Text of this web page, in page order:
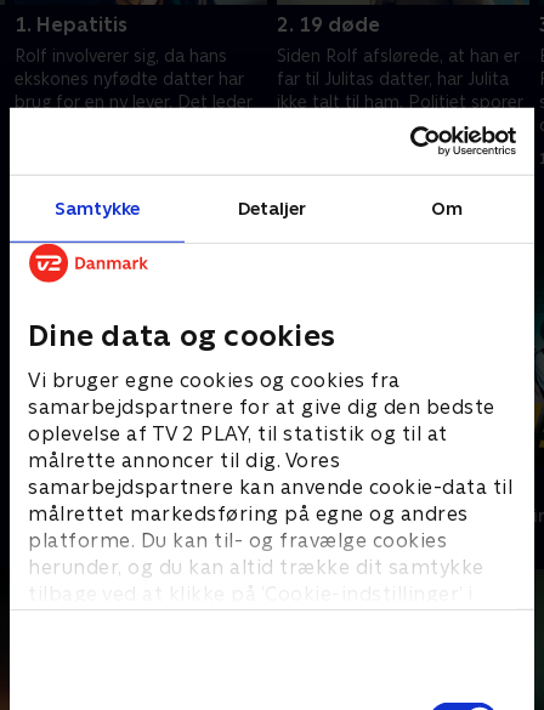
Samtykke Detaljer Om
Dine data og cookies
Vi bruger egne cookies og cookies fra
samarbejdspartnere for at give dig den bedste
oplevelse af TV 2 PLAY, til statistik og til at
målrette annoncer til dig. Vores
samarbejdspartnere kan anvende cookie-data til
målrettet markedsføring på egne og andres
platforme. Du kan til- og fravælge cookies
herunder, og du kan altid trække dit samtykke
tilbage ved at klikke på ’Cookie-indstillinger’ i
1. Hepatitis
Rolf involverer sig, da hans
ekskones nyfødte datter har
brug for en ny lever. Det leder
migranter.
2. 19 døde
Siden Rolf afslørede, at han er
far til Julitas datter, har Julita
ikke talt til ham. Politiet sporer
menneskehandler til
erhvervsmanden Hoxa.
25. december 2022 • 40 min
Andre så også
Hvide Sande
Krimi & Spænding • 2 sæsoner
Graverne
Krimi &